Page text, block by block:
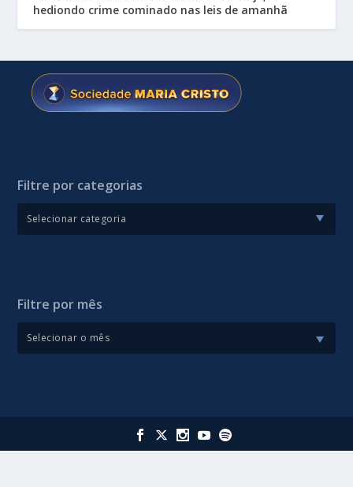
hediondo crime cominado nas leis de amanhã
Filtre por categorias
Filtre por mês